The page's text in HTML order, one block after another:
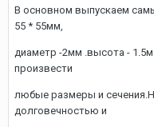
В основном выпускаем
55 * 55мм,
диаметр -2мм .высота -
произвести
любые размеры и
долговечностью и